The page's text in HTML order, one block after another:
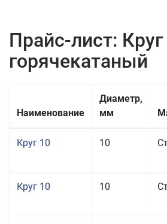
Прайс-лист: Круг
горячекатаный
Наименование
Диаметр,
мм
Круг 10 10
Круг 10 10